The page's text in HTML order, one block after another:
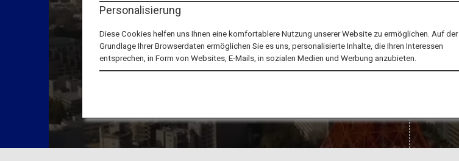
Empfohlene
Personalisierung
Diese Cookies helfen uns Ihnen eine komfortablere Nutzung unserer Website zu ermöglichen. Auf der
Grundlage Ihrer Browserdaten ermöglichen Sie es uns, personalisierte Inhalte, die Ihren Interessen
entsprechen, in Form von Websites, E-Mails, in sozialen Medien und Werbung anzubieten.